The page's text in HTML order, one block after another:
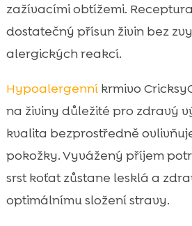
zažívacími obtížemi.
dostatečný přísun živin bez
alergických reakcí.
Hypoalergenníkrmivo
na živiny důležité pro zdravý
kvalita bezprostředně
pokožky. Vyvážený příjem
srst koťat zůstane lesklá a
optimálnímu složení stravy.